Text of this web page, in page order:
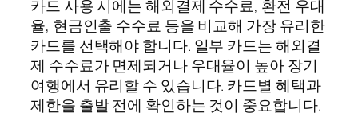
카드 사용 시에는 해외결제 수수료, 환전 우대
율, 현금인출 수수료 등을 비교해 가장 유리한
카드를 선택해야 합니다. 일부 카드는 해외결
제 수수료가 면제되거나 우대율이 높아 장기
여행에서 유리할 수 있습니다. 카드별 혜택과
제한을 출발 전에 확인하는 것이 중요합니다.